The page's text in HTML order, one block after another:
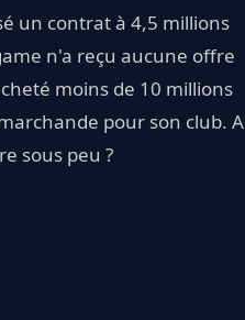
un contrat à 4,5 millions
n'a reçu aucune offre
moins de 10 millions
pour son club. A
sous peu ?